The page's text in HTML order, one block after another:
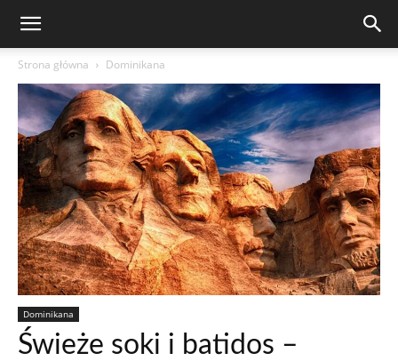
Strona główna Dominikana
Dominikana
Świeże soki i batidos –